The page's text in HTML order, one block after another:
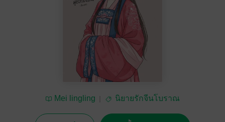
Mei lingling นิยายรักจีนโบราณ